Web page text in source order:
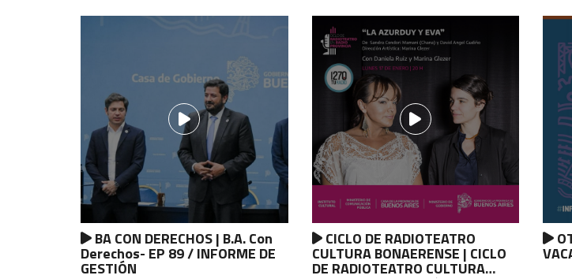
PROVINCIA DE BUENOS AIRES
BA CON DERECHOS | B.A. Con
Derechos- EP 89 / INFORME DE
GESTIÓN
CICLO DE RADIOTEATRO
CULTURA BONAERENSE | CICLO
DE RADIOTEATRO CULTURA